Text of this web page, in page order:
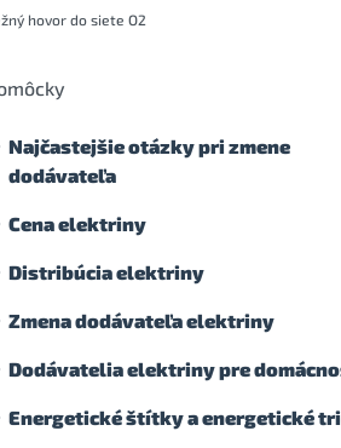
hovor do siete O2
Najčastejšie otázky pri zmene
dodávateľa
Cena elektriny
Distribúcia elektriny
Zmena dodávateľa elektriny
Dodávatelia elektriny pre
Energetické štítky a energetické